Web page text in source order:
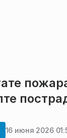
16 июня 2026